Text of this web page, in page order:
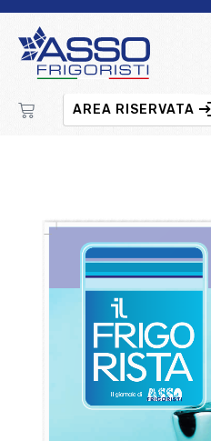
AREA RISERVATA